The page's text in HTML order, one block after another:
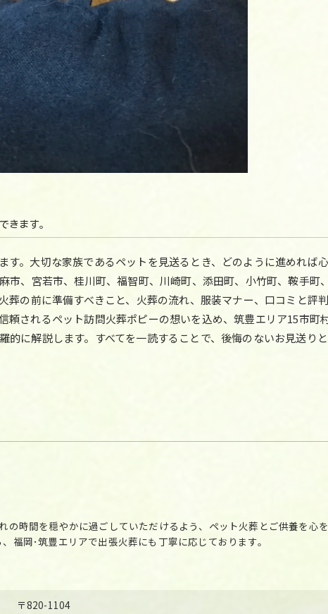
きます。
。大切な家族であるペットを見送るとき、どのように進めれば
市、宮若市、桂川町、福智町、川崎町、添田町、小竹町、鞍手町
葬の前に準備すべきこと、火葬の流れ、服装マナー、口コミと評
されるペット訪問火葬ポピーの想いを込め、筑豊エリア15市町
に解説します。すべてを一読することで、後悔のないお見送り
の時間を穏やかに過ごしていただけるよう、ペット火葬とご供養を心
福岡･筑豊エリアで出張火葬にも丁寧に応じております。
〒820-1104